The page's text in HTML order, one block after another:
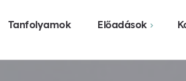
Tanfolyamok Előadások